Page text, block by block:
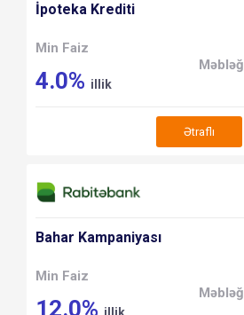
İpoteka Krediti
Min Faiz
4.0% illik
Məbləğ
Ətraflı
Bahar Kampaniyası
Min Faiz
12.0%
Məbləğ